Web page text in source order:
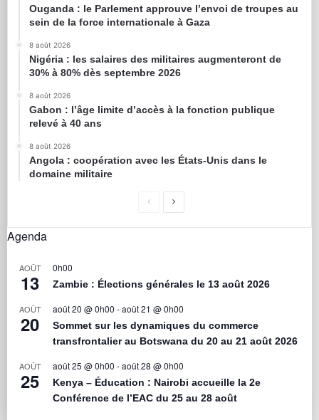
Ouganda : le Parlement approuve l’envoi de troupes au
sein de la force internationale à Gaza
8 août 2026
Nigéria : les salaires des militaires augmenteront de
30% à 80% dès septembre 2026
8 août 2026
Gabon : l’âge limite d’accès à la fonction publique
relevé à 40 ans
8 août 2026
Angola : coopération avec les États-Unis dans le
domaine militaire
Agenda
AOÛT
13
0h00
Zambie : Élections générales le 13 août 2026
AOÛT
20
août 20 @ 0h00 -août 21 @ 0h00
Sommet sur les dynamiques du commerce
transfrontalier au Botswana du 20 au 21 août 2026
AOÛT
25
août 25 @ 0h00 -août 28 @ 0h00
Kenya – Éducation : Nairobi accueille la 2e
Conférence de l’EAC du 25 au 28 août